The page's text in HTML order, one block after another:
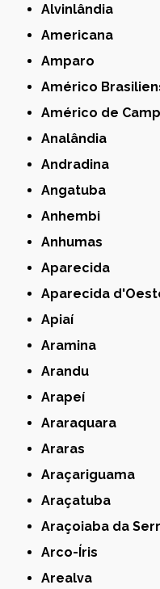
Alvinlândia
Americana
Amparo
Américo
Américo de
Analândia
Andradina
Angatuba
Anhembi
Anhumas
Aparecida
Aparecida
Apiaí
Aramina
Arandu
Arapeí
Araraquara
Araras
Araçariguama
Araçatuba
Araçoiaba da
Arco-Íris
Arealva